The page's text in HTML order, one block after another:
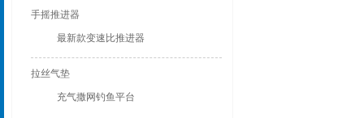
手摇推进器
最新款变速比推进器
拉丝气垫
充气撒网钓鱼平台